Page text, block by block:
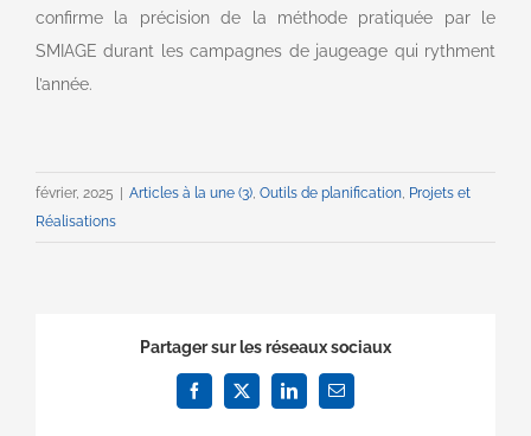
confirme la précision de la méthode pratiquée par le
SMIAGE durant les campagnes de jaugeage qui rythment
l’année.
février, 2025 | Articles à la une (3) Outils de planification Projets et
Réalisations
Partager sur les réseaux sociaux
Facebook
X LinkedInEmail